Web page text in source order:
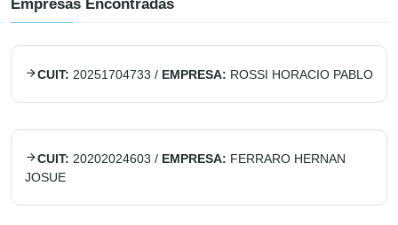
Empresas Encontradas
CUIT: 20251704733 / EMPRESA: ROSSI HORACIO PABLO
CUIT: 20202024603 / EMPRESA: FERRARO HERNAN
JOSUE